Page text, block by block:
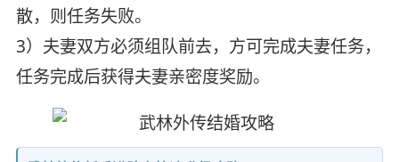
散，则任务失败。
3）夫妻双方必须组队前去，方可完成夫妻任务，
任务完成后获得夫妻亲密度奖励。